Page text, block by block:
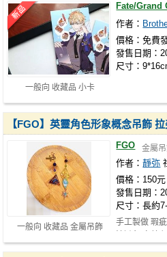
一般向 收藏品 小卡
Fate/Grand
作者：
價格：免費
發售日期：
尺寸：
一般向 收藏品 金屬吊飾
【FGO】英靈角色形象概念吊飾
FGO 金屬
作者：靜弥
價格：150元
發售日期：
尺寸：長約
手工製做 瑕